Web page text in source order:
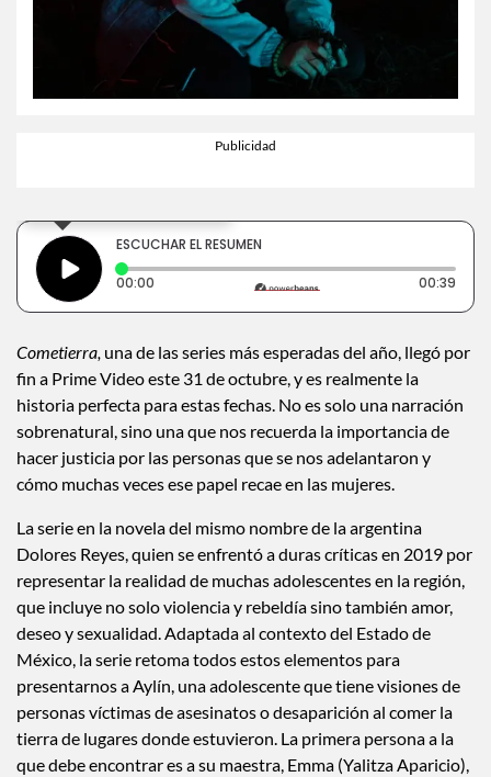
ESCUCHAR EL RESUMEN
00:00 Tiempo transcurrido: 0 segundos 00:39
Cometierra, una de las series más esperadas del año, llegó por
fin a Prime Video este 31 de octubre, y es realmente la
historia perfecta para estas fechas. No es solo una narración
sobrenatural, sino una que nos recuerda la importancia de
hacer justicia por las personas que se nos adelantaron y
cómo muchas veces ese papel recae en las mujeres.
La serie en la novela del mismo nombre de la argentina
Dolores Reyes, quien se enfrentó a duras críticas en 2019 por
representar la realidad de muchas adolescentes en la región,
que incluye no solo violencia y rebeldía sino también amor,
deseo y sexualidad. Adaptada al contexto del Estado de
México, la serie retoma todos estos elementos para
presentarnos a Aylín, una adolescente que tiene visiones de
personas víctimas de asesinatos o desaparición al comer la
tierra de lugares donde estuvieron. La primera persona a la
que debe encontrar es a su maestra, Emma (Yalitza Aparicio),